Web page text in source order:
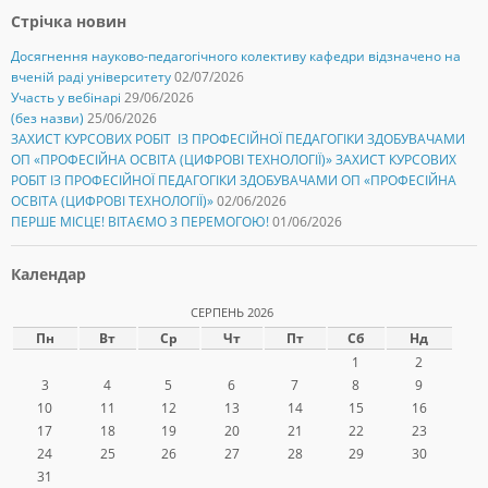
w
i
t
r
(
В
і
д
р
и
в
а
є
т
с
у
о
у
a
c
b
o
o
k
(
В
і
д
к
р
и
в
а
є
ь
в
о
м
в
і
к
і
)
Стрічка новин
Досягнення науково-педагогічного колективу кафедри відзначено на
вченій раді університету 02/07/2026
Участь у вебінарі 29/06/2026
(без назви) 25/06/2026
ЗАХИСТ КУРСОВИХ РОБІТ ІЗ ПРОФЕСІЙНОЇ ПЕДАГОГІКИ ЗДОБУВАЧАМИ
ОП «ПРОФЕСІЙНА ОСВІТА (ЦИФРОВІ ТЕХНОЛОГІЇ)» ЗАХИСТ КУРСОВИХ
РОБІТ ІЗ ПРОФЕСІЙНОЇ ПЕДАГОГІКИ ЗДОБУВАЧАМИ ОП «ПРОФЕСІЙНА
ОСВІТА (ЦИФРОВІ ТЕХНОЛОГІЇ)» 02/06/2026
ПЕРШЕ МІСЦЕ! ВІТАЄМО З ПЕРЕМОГОЮ! 01/06/2026
Календар
СЕРПЕНЬ 2026
Пн Вт Ср Чт Пт Сб
Нд
1
2
3
4 5 6 7 8
9
10
11 12 13 14 15
16
17
18 19 20 21 22
23
24
25 26 27 28 29
30
31